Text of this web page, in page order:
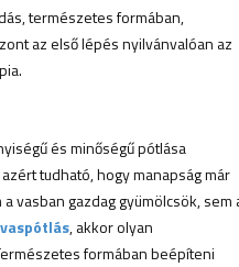
természetes formában,
az első lépés nyilvánvalóan az
és minőségű pótlása
tudható, hogy manapság már
vasban gazdag gyümölcsök, sem
vaspótlás, akkor olyan
formában beépíteni